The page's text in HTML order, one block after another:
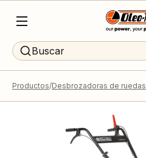
Buscar
Productos Desbrozadoras de ruedas